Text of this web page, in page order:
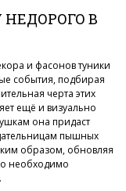
В
и фасонов туники
события, подбирая
черта этих
ещё и визуально
она придаст
пышных
образом, обновляя
необходимо